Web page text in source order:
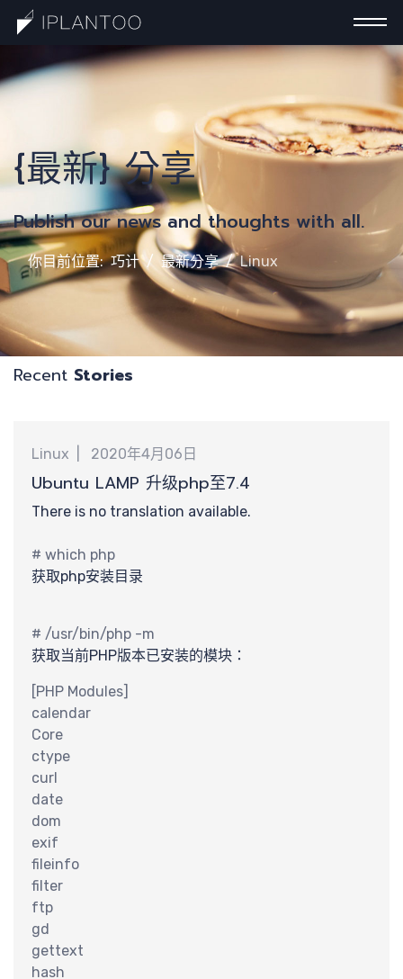
一
分
钟
{最新} 分享
Publish our news and thoughts with all.
你目前位置:巧计 最新分享 Linux
Recent Stories
Linux 2020年4月06日
Ubuntu LAMP 升级php至7.4
There is no translation available.
# which php
获取php安装目录
# /usr/bin/php -m
获取当前PHP版本已安装的模块：
[PHP Modules]
calendar
Core
ctype
curl
date
dom
exif
fileinfo
filter
ftp
gd
gettext
hash